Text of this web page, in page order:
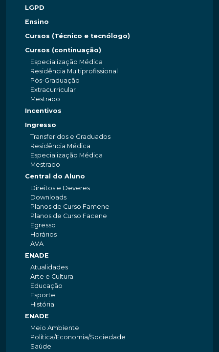
LGPD
Ensino
Cursos (Técnico e tecnólogo)
Cursos (continuação)
Especialização Médica
Residência Multiprofissional
Pós-Graduação
Extracurricular
Mestrado
Incentivos
Ingresso
Transferidos e Graduados
Residência Médica
Especialização Médica
Mestrado
Central do Aluno
Direitos e Deveres
Downloads
Planos de Curso Famene
Planos de Curso Facene
Egresso
Horários
AVA
ENADE
Atualidades
Arte e Cultura
Educação
Esporte
História
ENADE
Meio Ambiente
Política/Economia/Sociedade
Saúde